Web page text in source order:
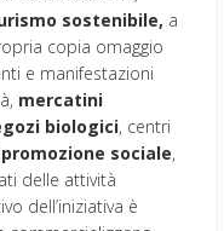
sostenibile, a
copia omaggio
e manifestazioni
mercatini
biologici, centri
sociale,
delle attività
dell’iniziativa è